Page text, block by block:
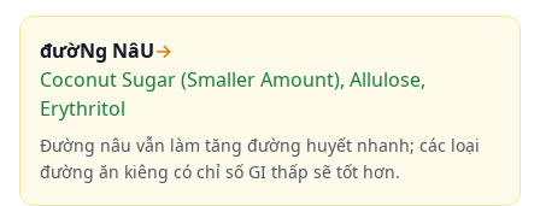
đườNg NâU→
Coconut Sugar (Smaller Amount), Allulose,
Erythritol
Đường nâu vẫn làm tăng đường huyết nhanh; các loại
đường ăn kiêng có chỉ số GI thấp sẽ tốt hơn.